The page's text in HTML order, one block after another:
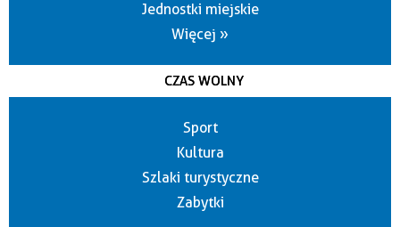
Jednostki miejskie
Więcej »
CZAS WOLNY
Sport
Kultura
Szlaki turystyczne
Zabytki